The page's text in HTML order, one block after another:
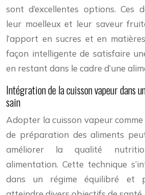
sont d’excellentes options. Ces
leur moelleux et leur saveur
l’apport en sucres et en
façon intelligente de satisfaire
en restant dans le cadre d’une
Intégration de la cuisson vapeur dans
sain
Adopter la cuisson vapeur
de préparation des aliments
améliorer la qualité
alimentation. Cette technique
dans un régime équilibré et